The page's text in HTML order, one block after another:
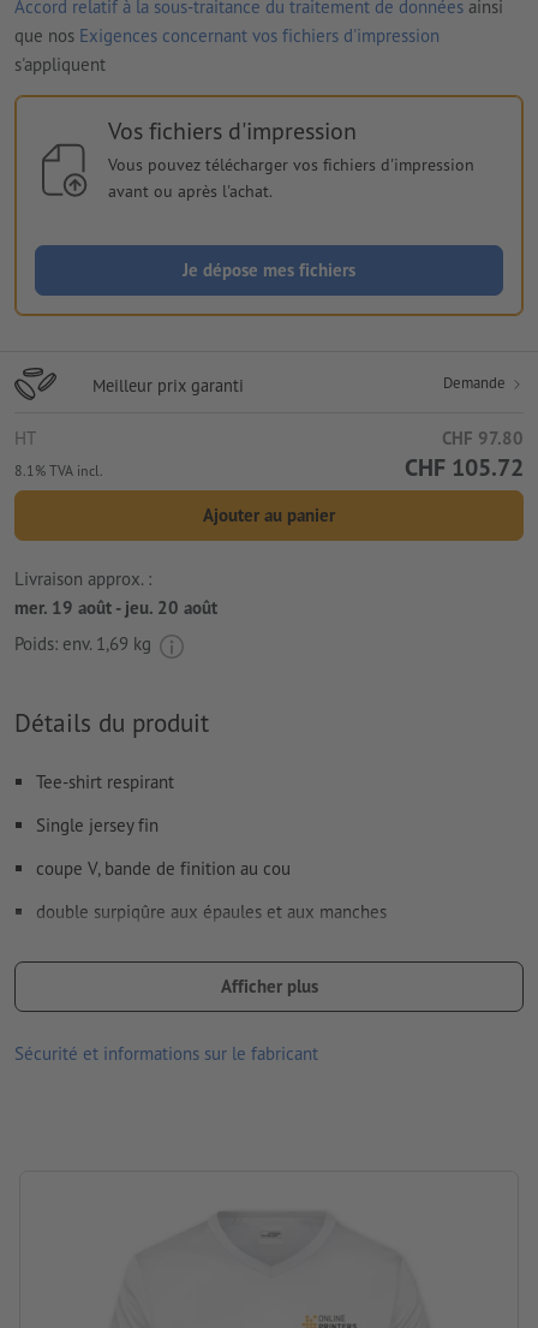
Accord relatif à la sous-traitance du traitement de données ainsi
que nos Exigences concernant vos fichiers d'impression
s'appliquent
Vos fichiers d'impression
Vous pouvez télécharger vos fichiers d'impression
avant ou après l'achat.
Je dépose mes fichiers
Meilleur prix garanti Demande
HT CHF 97.80
8.1% TVA incl. CHF 105.72
Ajouter au panier
Livraison approx. :
mer. 19 août - jeu. 20 août
Poids: env. 1,69 kg
Détails du produit
Tee-shirt respirant
Single jersey fin
coupe V, bande de finition au cou
double surpiqûre aux épaules et aux manches
Repassage à une température maximale de 110°C. Ne pas
disponibles en différentes tailles et couleurs
Afficher plus
Sécurité et informations sur le fabricant